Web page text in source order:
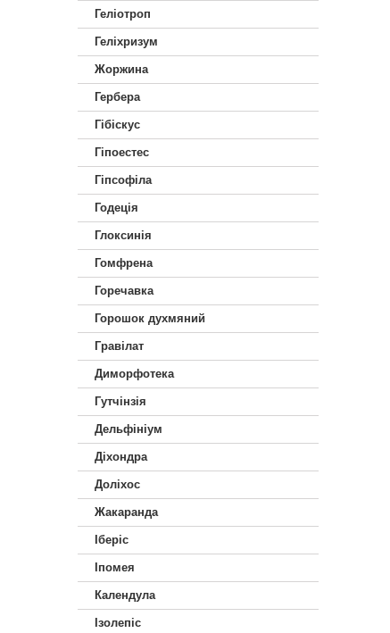
Геліотроп
Геліхризум
Жоржина
Гербера
Гібіскус
Гіпоестес
Гіпсофіла
Годеція
Глоксинія
Гомфрена
Горечавка
Горошок духмяний
Гравілат
Диморфотека
Гутчінзія
Дельфініум
Діхондра
Доліхос
Жакаранда
Іберiс
Іпомея
Календула
Ізолепіс